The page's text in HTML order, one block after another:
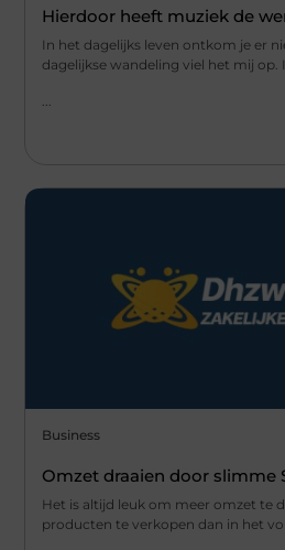
Hierdoor heeft muziek de
In het dagelijks leven ontkom je er
dagelijkse wandeling viel het mij op.
Business
Omzet draaien door slimme
Het is altijd leuk om meer omzet te
producten te verkopen dan in het